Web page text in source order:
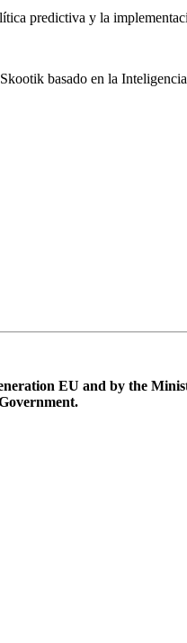
predictiva y la
basado en la
EU and by the